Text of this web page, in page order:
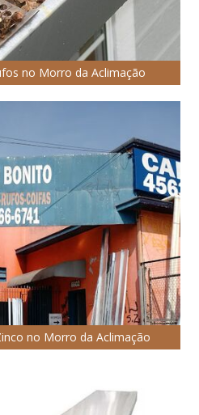
no Morro da Aclimação
no Morro da Aclimação